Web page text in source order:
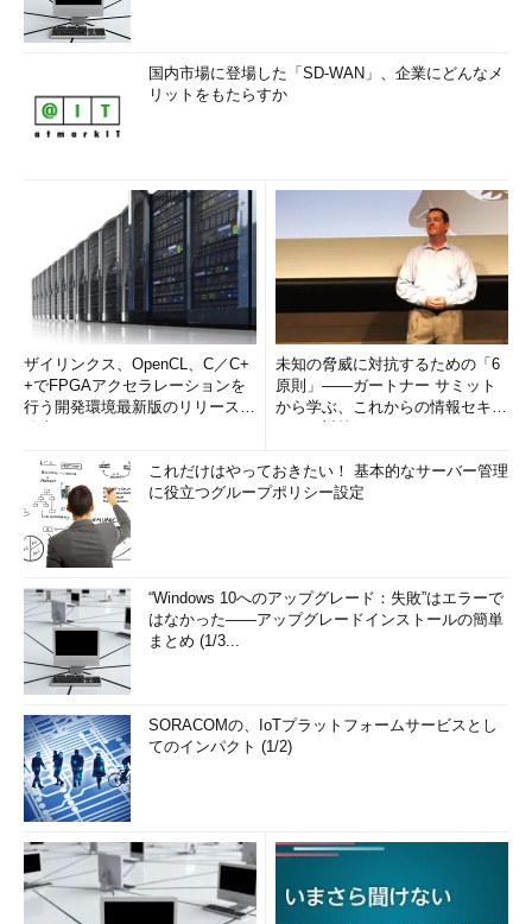
国内市場に登場した「SD-WAN」、企業にどんなメ
リットをもたらすか
ザイリンクス、OpenCL、C／C+
+でFPGAアクセラレーションを
行う開発環境最新版のリリースを
未知の脅威に対抗するための「6
原則」――ガートナー サミット
から学ぶ、これからの情報セキュ
これだけはやっておきたい！ 基本的なサーバー管理
に役立つグループポリシー設定
“Windows 10へのアップグレード：失敗”はエラーで
はなかった――アップグレードインストールの簡単
まとめ (1/3...
SORACOMの、IoTプラットフォームサービスとし
てのインパクト (1/2)